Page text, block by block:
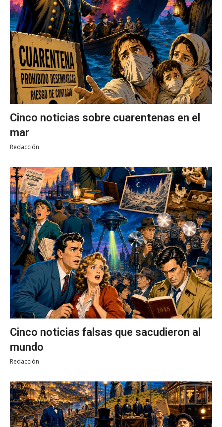
Cinco noticias sobre cuarentenas en el
mar
Redacción
Cinco noticias falsas que sacudieron al
mundo
Redacción